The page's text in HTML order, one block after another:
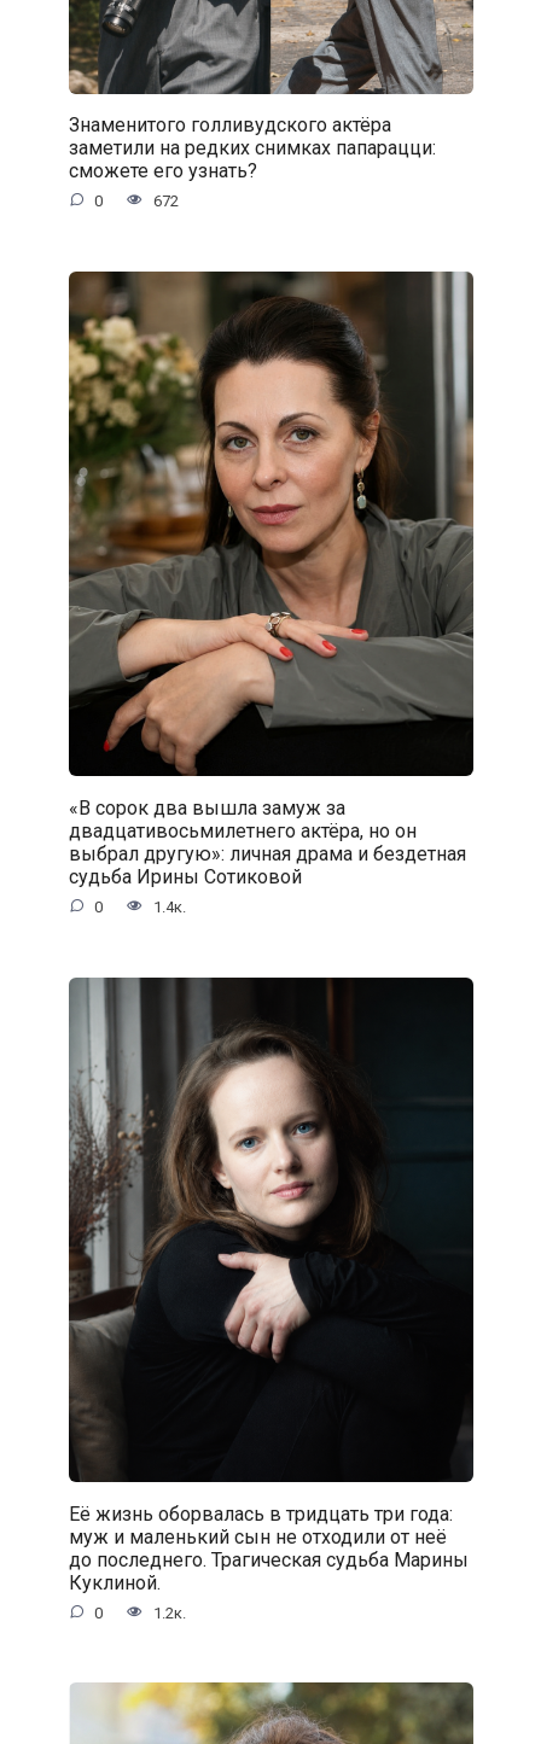
Знаменитого голливудского актёра
заметили на редких снимках папарацци:
сможете его узнать?
0 672
«В сорок два вышла замуж за
двадцативосьмилетнего актёра, но он
выбрал другую»: личная драма и бездетная
судьба Ирины Сотиковой
0 1.4к.
Её жизнь оборвалась в тридцать три года:
муж и маленький сын не отходили от неё
до последнего. Трагическая судьба Марины
Куклиной.
0 1.2к.